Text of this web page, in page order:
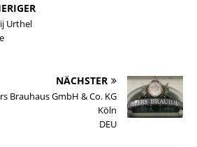
Urthel
NÄCHSTER
Brauhaus GmbH & Co. KG
Köln
DEU